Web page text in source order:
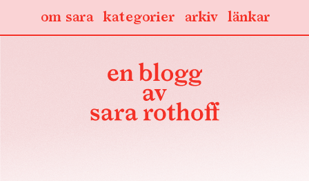
länkar
arkiv
kategorier
om sara